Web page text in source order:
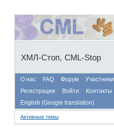
ХМЛ-Стоп, CML-Stop
О нас FAQ Форум Участники
Регистрация
Войти
Контакты
English (Google translation)
Активные темы